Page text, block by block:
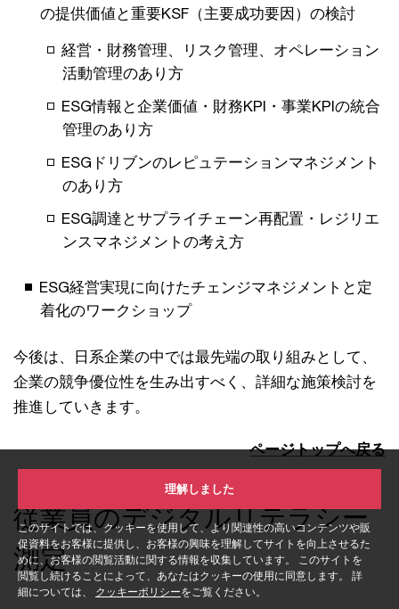
このサイトでは、クッキーを使用して、より関連性の高いコンテンツや販
促資料をお客様に提供し、お客様の興味を理解してサイトを向上させるた
めに、お客様の閲覧活動に関する情報を収集しています。 このサイトを
閲覧し続けることによって、あなたはクッキーの使用に同意します。 詳
細については、 クッキーポリシーをご覧ください。
理解しました
の提供価値と重要KSF（主要成功要因）の検討
経営・財務管理、リスク管理、オペレーション
活動管理のあり方
ESG情報と企業価値・財務KPI・事業KPIの統合
管理のあり方
ESGドリブンのレピュテーションマネジメント
のあり方
ESG調達とサプライチェーン再配置・レジリエ
ンスマネジメントの考え方
ESG経営実現に向けたチェンジマネジメントと定
着化のワークショップ
今後は、日系企業の中では最先端の取り組みとして、
企業の競争優位性を生み出すべく、詳細な施策検討を
推進していきます。
ページトップへ戻る
従業員のデジタルリテラシー
測定